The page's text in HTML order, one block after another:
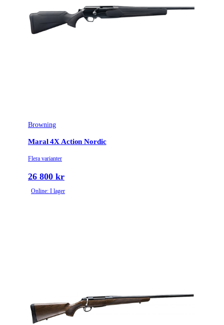
Browning
Maral 4X Action Nordic
Flera varianter
26 800 kr
Online: I lager